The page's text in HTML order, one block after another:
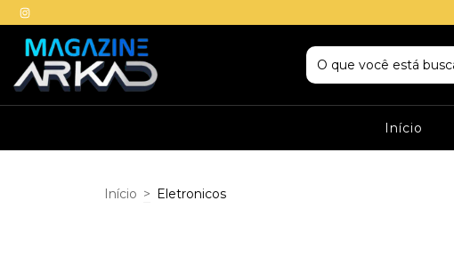
Início
Início > Eletronicos